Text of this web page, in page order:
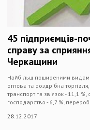
45 підприємців-
справу за
Черкащини
Найбільш поширеними видами
оптова та роздрібна
транспорт та зв'язок - 11,1 %,
господарство - 6,7 %,
28.12.2017